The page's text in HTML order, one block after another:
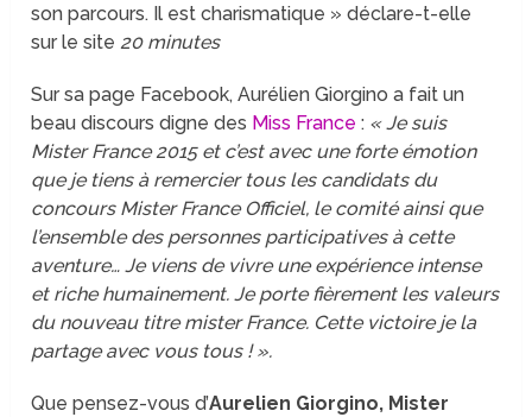
son parcours. Il est charismatique » déclare-t-elle
sur le site 20 minutes
Sur sa page Facebook, Aurélien Giorgino a fait un
beau discours digne des Miss France : « Je suis
Mister France 2015 et c’est avec une forte émotion
que je tiens à remercier tous les candidats du
concours Mister France Officiel, le comité ainsi que
l’ensemble des personnes participatives à cette
aventure… Je viens de vivre une expérience intense
et riche humainement. Je porte fièrement les valeurs
du nouveau titre mister France. Cette victoire je la
partage avec vous tous ! ».
Que pensez-vous d’Aurelien Giorgino, Mister